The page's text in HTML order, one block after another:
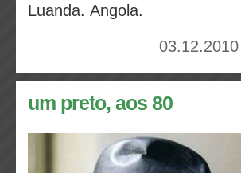
Luanda. Angola.
um preto, aos 80